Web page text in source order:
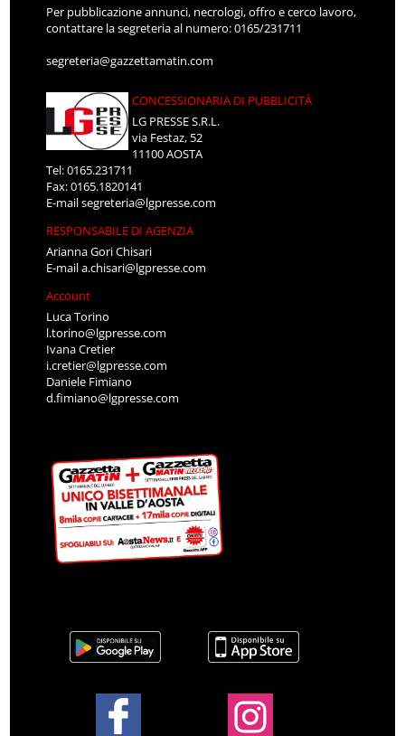
Per pubblicazione annunci, necrologi, offro e cerco lavoro,
contattare la segreteria al numero: 0165/231711
segreteria@gazzettamatin.com
CONCESSIONARIA DI PUBBLICITÀ
LG PRESSE S.R.L.
via Festaz, 52
11100 AOSTA
Tel: 0165.231711
Fax: 0165.1820141
E-mailsegreteria@lgpresse.com
RESPONSABILE DI AGENZIA
Arianna Gori Chisari
E-maila.chisari@lgpresse.com
Account
Luca Torino
l.torino@lgpresse.com
Ivana Cretier
i.cretier@lgpresse.com
Daniele Fimiano
d.fimiano@lgpresse.com